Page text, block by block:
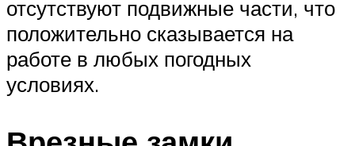
отсутствуют подвижные части, что
положительно сказывается на
работе в любых погодных
условиях.